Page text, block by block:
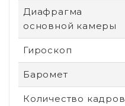
Диафрагма
основной камеры
Гироскоп
Баромет
Количество кадров